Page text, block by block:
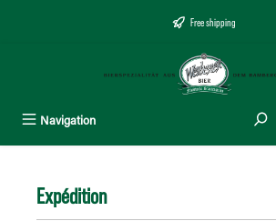
Free shipping
Navigation
Expédition